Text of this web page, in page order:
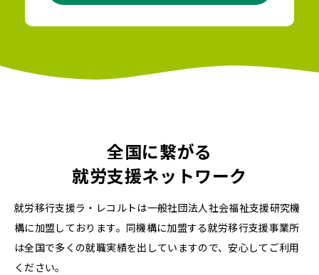
全国に繋がる
就労支援ネットワーク
就労移行支援ラ・レコルトは一般社団法人社会福祉支援研究機
構に加盟しております。同機構に加盟する就労移行支援事業所
は全国で多くの就職実績を出していますので、安心してご利用
ください。